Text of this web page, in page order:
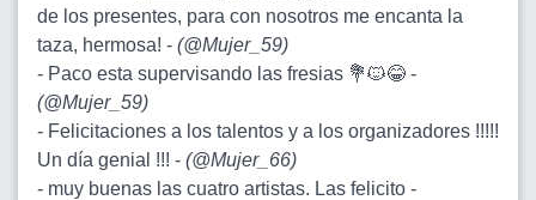
de los presentes, para con nosotros me encanta la
taza, hermosa! - (@Mujer_59)
- Paco esta supervisando las fresias 💐🐱😂 -
(@Mujer_59)
- Felicitaciones a los talentos y a los organizadores !!!!!
Un día genial !!! - (@Mujer_66)
- muy buenas las cuatro artistas. Las felicito -